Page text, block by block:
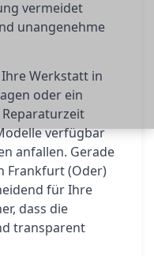
vermeidet
unangenehme
Werkstatt in
oder ein
verfügbar
anfallen. Gerade
Frankfurt (Oder)
für Ihre
dass die
transparent